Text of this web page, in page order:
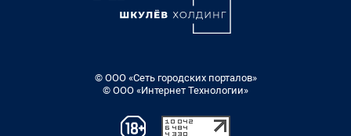
© ООО «Сеть городских порталов»
© ООО «Интернет Технологии»